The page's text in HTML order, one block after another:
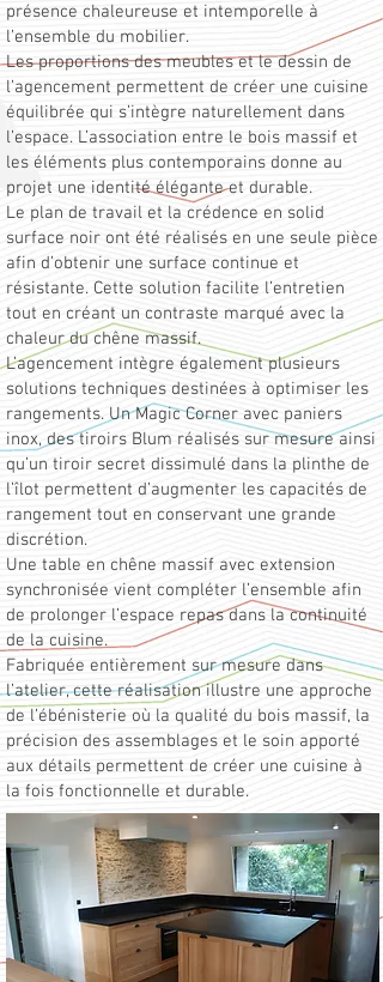
présence chaleureuse et intemporelle à
l’ensemble du mobilier.
Les proportions des meubles et le dessin de
l’agencement permettent de créer une cuisine
équilibrée qui s’intègre naturellement dans
l’espace. L’association entre le bois massif et
les éléments plus contemporains donne au
projet une identité élégante et durable.
Le plan de travail et la crédence en solid
surface noir ont été réalisés en une seule pièce
afin d’obtenir une surface continue et
résistante. Cette solution facilite l’entretien
tout en créant un contraste marqué avec la
chaleur du chêne massif.
L’agencement intègre également plusieurs
solutions techniques destinées à optimiser les
rangements. Un Magic Corner avec paniers
inox, des tiroirs Blum réalisés sur mesure ainsi
qu’un tiroir secret dissimulé dans la plinthe de
l’îlot permettent d’augmenter les capacités de
rangement tout en conservant une grande
discrétion.
Une table en chêne massif avec extension
synchronisée vient compléter l’ensemble afin
de prolonger l’espace repas dans la continuité
de la cuisine.
Fabriquée entièrement sur mesure dans
l’atelier, cette réalisation illustre une approche
de l’ébénisterie où la qualité du bois massif, la
précision des assemblages et le soin apporté
aux détails permettent de créer une cuisine à
la fois fonctionnelle et durable.